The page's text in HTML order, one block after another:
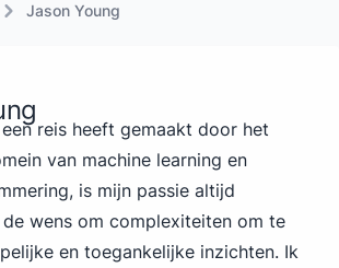
Jason Young
reis heeft gemaakt door het
van machine learning en
is mijn passie altijd
wens om complexiteiten om te
en toegankelijke inzichten. Ik